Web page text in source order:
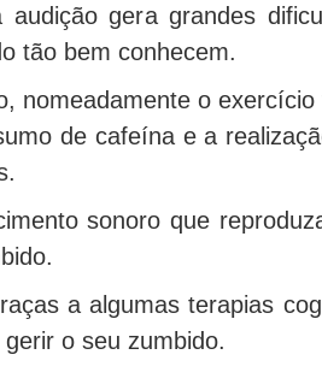
gera grandes
tão bem conhecem.
nomeadamente o
de cafeína e a
sonoro que
a algumas terapias
o seu zumbido.